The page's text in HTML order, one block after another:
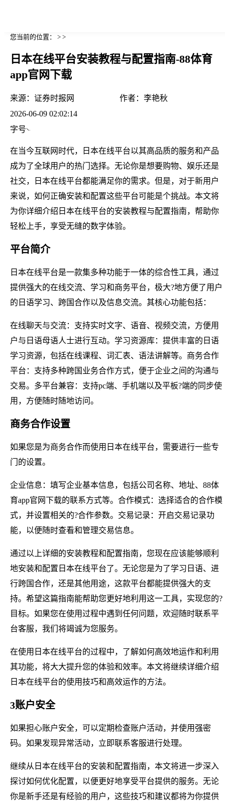
您当前的位置： > >
日本在线平台安装教程与配置指南-88体育
app官网下载
来源： 证券时报网 作者： 李艳秋
2026-06-09 02:02:14
字号
在当今互联网时代，日本在线平台以其高品质的服务和产品
成为了全球用户的热门选择。无论你是想要购物、娱乐还是
社交，日本在线平台都能满足你的需求。但是，对于新用户
来说，如何正确安装和配置这些平台可能是个挑战。本文将
为你详细介绍日本在线平台的安装教程与配置指南，帮助你
轻松上手，享受无缝的数字体验。
平台简介
日本在线平台是一款集多种功能于一体的综合性工具，通过
提供强大的在线交流、学习和商务平台，极大?地方便了用户
的日语学习、跨国合作以及信息交流。其核心功能包括：
在线聊天与交流：支持实时文字、语音、视频交流，方便用
户与日语母语人士进行互动。学习资源库：提供丰富的日语
学习资源，包括在线课程、词汇表、语法讲解等。商务合作
平台：支持多种跨国业务合作方式，便于企业之间的沟通与
交易。多平台兼容：支持pc端、手机端以及平板?端的同步使
用，方便随时随地访问。
商务合作设置
如果您是为商务合作而使用日本在线平台，需要进行一些专
门的设置。
企业信息：填写企业基本信息，包括公司名称、地址、88体
育app官网下载的联系方式等。合作模式：选择适合的合作模
式，并设置相关的?合作参数。交易记录：开启交易记录功
能，以便随时查看和管理交易信息。
通过以上详细的安装教程和配置指南，您现在应该能够顺利
地安装和配置日本在线平台了。无论您是为了学习日语、进
行跨国合作，还是其他用途，这款平台都能提供强大的支
持。希望这篇指南能帮助您更好地利用这一工具，实现您的?
目标。如果您在使用过程中遇到任何问题，欢迎随时联系平
台客服，我们将竭诚为您服务。
在使用日本在线平台的过程中，了解如何高效地运作和利用
其功能，将大大提升您的体验和效率。本文将继续详细介绍
日本在线平台的使用技巧和高效运作的方法。
3账户安全
如果担心账户安全，可以定期检查账户活动，并使用强密
码。如果发现异常活动，立即联系客服进行处理。
继续从日本在线平台的安装和配置指南，本文将进一步深入
探讨如何优化配置，以便更好地享受平台提供的服务。无论
你是新手还是有经验的用户，这些技巧和建议都将为你提供